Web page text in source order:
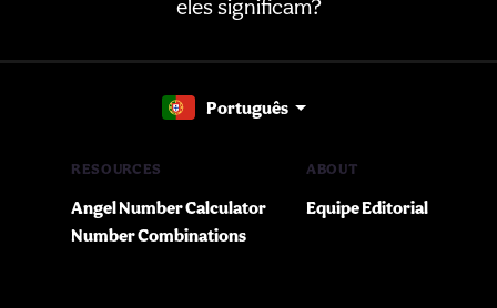
eles significam?
Português
RESOURCES
Angel Number Calculator
Number Combinations
ABOUT
Equipe Editorial